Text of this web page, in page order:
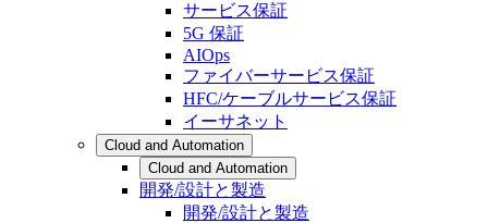
サービス保証
5G 保証
AIOps
ファイバーサービス保証
HFC/ケーブルサービス保証
イーサネット
Cloud and Automation
Cloud and Automation
開発/設計と製造
開発/設計と製造